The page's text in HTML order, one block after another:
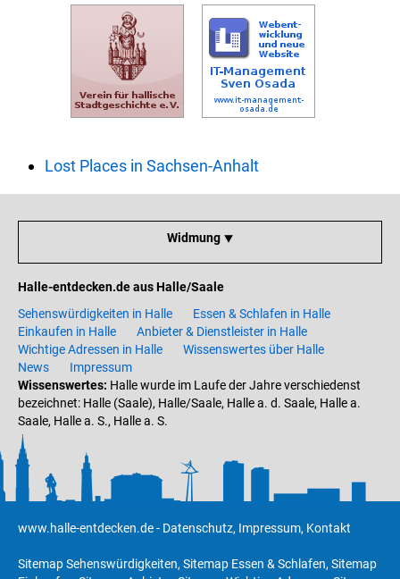
Lost Places in Sachsen-Anhalt
Widmung ⯆
Halle-entdecken.de aus Halle/Saale
Sehenswürdigkeiten in Halle
Essen & Schlafen in Halle
Einkaufen in Halle
Anbieter & Dienstleister in Halle
Wichtige Adressen in Halle
Wissenswertes über Halle
News
Impressum
Wissenswertes: Halle wurde im Laufe der Jahre verschiedenst
bezeichnet: Halle (Saale), Halle/Saale, Halle a. d. Saale, Halle a.
Saale, Halle a. S., Halle a. S.
www.halle-entdecken.de- Datenschutz, Impressum, Kontakt
Sitemap Sehenswürdigkeiten, Sitemap Essen & Schlafen, Sitemap